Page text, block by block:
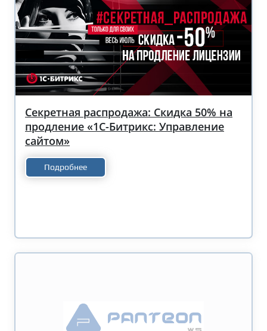
Секретная распродажа: Скидка 50% на
продление «1С-Битрикс: Управление
сайтом»
Подробнее